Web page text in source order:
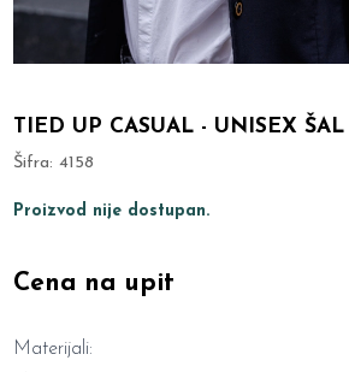
TIED UP CASUAL - UNISEX ŠAL
Šifra:4158
Proizvod nije dostupan.
Cena na upit
Materijali: